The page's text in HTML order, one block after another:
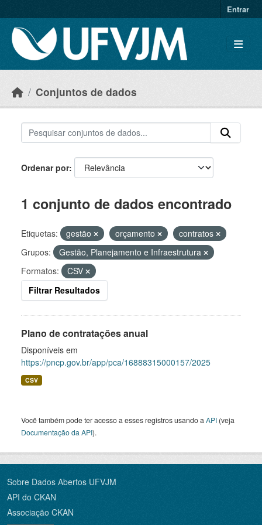
Entrar
Conjuntos de dados
Ordenar por
1 conjunto de dados encontrado
Etiquetas: gestão orçamento
contratos
Grupos:
Gestão, Planejamento e Infraestrutura
Formatos:
CSV
Filtrar Resultados
Plano de contratações anual
Disponíveis em
https://pncp.gov.br/app/pca/16888315000157/2025
CSV
Você também pode ter acesso a esses registros usando a API (veja
Documentação da API).
Sobre Dados Abertos UFVJM
API do CKAN
Associação CKAN